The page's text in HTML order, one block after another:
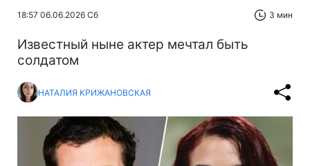
18:57 06.06.2026 Сб 3 мин
Известный ныне актер мечтал быть
солдатом
НАТАЛИЯ КРИЖАНОВСКАЯ